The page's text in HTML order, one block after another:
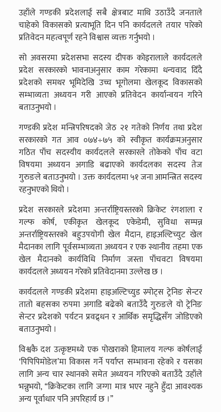
उहाँले गण्डकी प्रदेशलाई सबै क्षेत्रबाट माथि उठाउँदै जनताले
चाहेको विकासको प्रत्याभूति दिन पनि कार्यदलले तयार पारेको
प्रतिवेदन महत्वपूर्ण रहने विश्वास व्यक्त गर्नुभयो ।
सो अवसरमा प्रदेशसभा सदस्य दीपक कोइरालाले कार्यदलले
प्रदेश सरकारको भावनाअनुसार काम गरेकामा धन्यवाद दिँदै
प्रदेशको समथर भूमिदेखि उच्च भूगोलमा खेलकूद विकासको
सम्भाव्यता अध्ययन गरी आएको प्रतिवेदन कार्यान्वयन गरिने
बताउनुभयो ।
गण्डकी प्रदेश मन्त्रिपरिषदको जेठ २१ गतेको निर्णय तथा प्रदेश
सरकारको गत आव ०७४÷७५ को स्वीकृत कार्यक्रमअनुसार
गठित पाँच सदस्यीय कार्यदलले सरकारले तोकेको पाँच वटा
विषयमा अध्ययन अगाडि बढाएको कार्यदलका सदस्य तेज
गुरुङले बताउनुभयो । उक्त कार्यदलमा ५१ जना आमन्त्रित सदस्य
रहनुभएको थियो ।
प्रदेश सरकारले प्रदेशमा अन्तर्राष्ट्रियस्तरको क्रिकेट रंगशाला र
गल्फ कोर्ष, एकीकृत खेलकूद एकेडेमी, सुविधा सम्पन्न
अन्तर्राष्ट्रियस्तरको बहुउपयोगी खेल मैदान, हाइअल्टिच्युट खेल
मैदानका लागि पूर्वसम्भाव्यता अध्ययन र एक स्थानीय तहमा एक
खेल मैदानको कार्यविधि निर्माण जस्ता पाँचवटा विषयमा
कार्यदलले अध्ययन गरेको प्रतिवेदानमा उल्लेख छ ।
कार्यदलले गण्डकी प्रदेशमा हाइअल्टिच्युड स्र्पोट्स ट्रेनिङ सेन्टर
तातो बहसका रुपमा अगाडि बढेको बताउँदै गुरुङले यो ट्रेनिङ
सेन्टर प्रदेशको पर्यटन प्रवद्र्धन र आर्थिक समृद्धिसँग जोडिएको
बताउनुभयो ।
विश्वकै दश उत्कृष्टमध्ये एक पोखराको हिमालय गल्फ कोर्षलाई
‘पिपिपिमोडेल’मा विकास गर्ने पर्याप्त सम्भावना रहेको र यसका
लागि अन्य चार स्थानको समेत अध्ययन गरिएको बताउँदै उहाँले
भन्नुभयो, “क्रिकेटका लागि जग्गा मात्र भएर नहुने हुँदा आवश्यक
अन्य पूर्वाधार पनि अपरिहार्य छ ।”